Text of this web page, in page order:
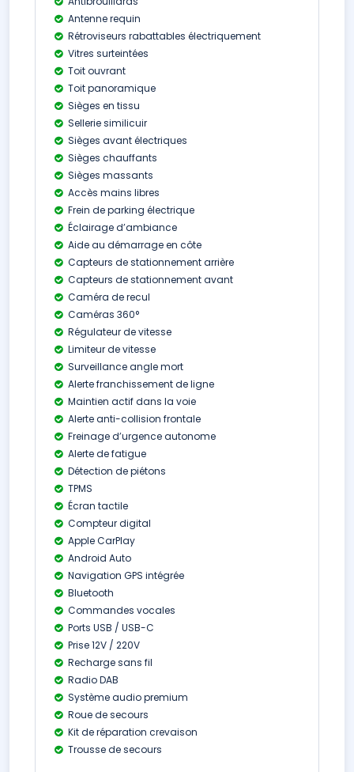
Antenne requin
Rétroviseurs rabattables électriquement
Vitres surteintées
Toit ouvrant
Toit panoramique
Sièges en tissu
Sellerie similicuir
Sièges avant électriques
Sièges chauffants
Sièges massants
Accès mains libres
Frein de parking électrique
Éclairage d’ambiance
Aide au démarrage en côte
Capteurs de stationnement arrière
Capteurs de stationnement avant
Caméra de recul
Caméras 360°
Régulateur de vitesse
Limiteur de vitesse
Surveillance angle mort
Alerte franchissement de ligne
Maintien actif dans la voie
Alerte anti-collision frontale
Freinage d’urgence autonome
Alerte de fatigue
Détection de piétons
TPMS
Écran tactile
Compteur digital
Apple CarPlay
Android Auto
Navigation GPS intégrée
Bluetooth
Commandes vocales
Ports USB / USB-C
Prise 12V / 220V
Recharge sans fil
Radio DAB
Système audio premium
Roue de secours
Kit de réparation crevaison
Trousse de secours